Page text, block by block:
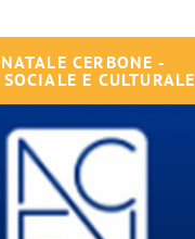
CERBONE -
E CULTURALE